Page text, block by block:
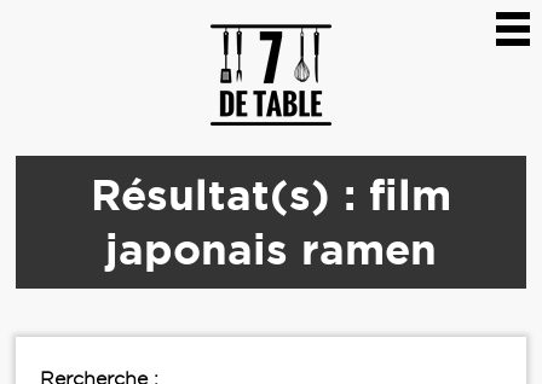
Résultat(s) : film
japonais ramen
Rercherche :